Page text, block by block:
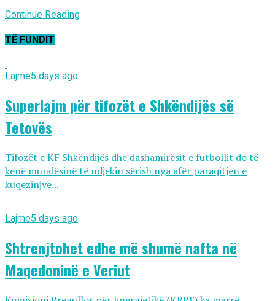
Continue Reading
TË FUNDIT
Lajme5 days ago
Superlajm për tifozët e Shkëndijës së
Tetovës
Tifozët e KF Shkëndijës dhe dashamirësit e futbollit do të
kenë mundësinë të ndjekin sërish nga afër paraqitjen e
kuqezinjve...
Lajme5 days ago
Shtrenjtohet edhe më shumë nafta në
Maqedoninë e Veriut